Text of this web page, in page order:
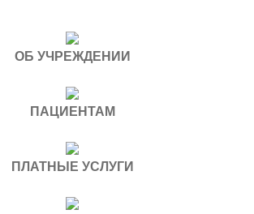
ОБ УЧРЕЖДЕНИИ
ПАЦИЕНТАМ
ПЛАТНЫЕ УСЛУГИ